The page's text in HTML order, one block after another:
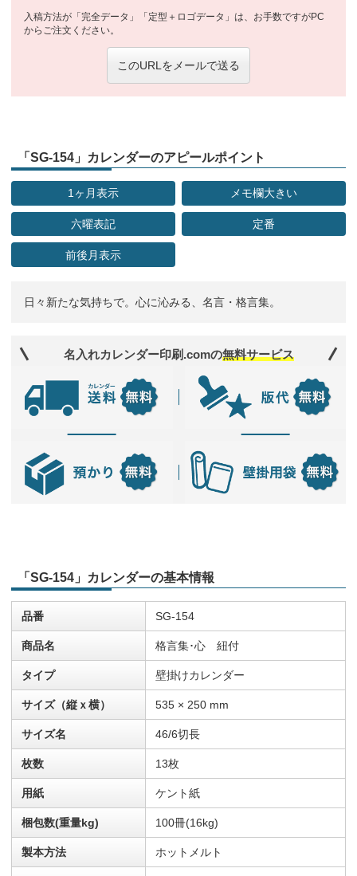
入稿方法が「完全データ」「定型＋ロゴデータ」は、お手数ですがPC
からご注文ください。
このURLをメールで送る
「SG-154」カレンダーのアピールポイント
1ヶ月表示 メモ欄大きい
六曜表記 定番
前後月表示
日々新たな気持ちで。心に沁みる、名言・格言集。
名入れカレンダー印刷.comの無料サービス
「SG-154」カレンダーの基本情報
品番 SG-154
商品名 格言集･心 紐付
タイプ 壁掛けカレンダー
サイズ（縦ｘ横） 535 × 250 mm
サイズ名 46/6切長
枚数 13枚
用紙 ケント紙
梱包数(重量kg) 100冊(16kg)
製本方法 ホットメルト